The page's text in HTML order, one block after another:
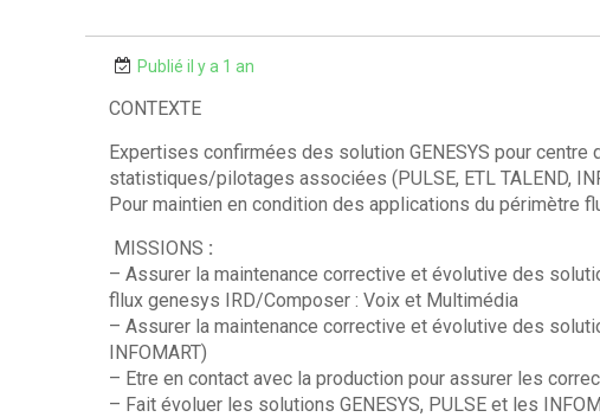
Publié il y a 1 an
CONTEXTE
Expertises confirmées des solution GENESYS pour
statistiques/pilotages associées (PULSE, ETL TALEND,
Pour maintien en condition des applications du périmètre
MISSIONS :
– Assurer la maintenance corrective et évolutive des
fllux genesys IRD/Composer : Voix et Multimédia
– Assurer la maintenance corrective et évolutive des
INFOMART)
– Etre en contact avec la production pour assurer les
– Fait évoluer les solutions GENESYS, PULSE et les